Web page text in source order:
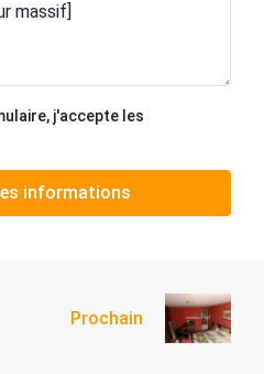
j'accepte les
informations
Prochain